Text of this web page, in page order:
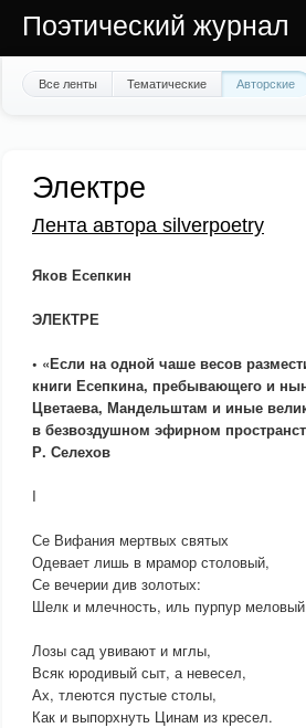
Поэтический журнал
Все ленты Тематические Авторские
Электре
Лента автора silverpoetry
Яков Есепкин
ЭЛЕКТРЕ
• «Если на одной чаше весов
книги Есепкина, пребывающего и
Цветаева, Мандельштам и иные
в безвоздушном эфирном
Р. Селехов
I
Се Вифания мертвых святых
Одевает лишь в мрамор столовый,
Се вечерии див золотых:
Шелк и млечность, иль пурпур
Лозы сад увивают и мглы,
Всяк юродивый сыт, а невесел,
Ах, тлеются пустые столы,
Как и выпорхнуть Цинам из кресел.